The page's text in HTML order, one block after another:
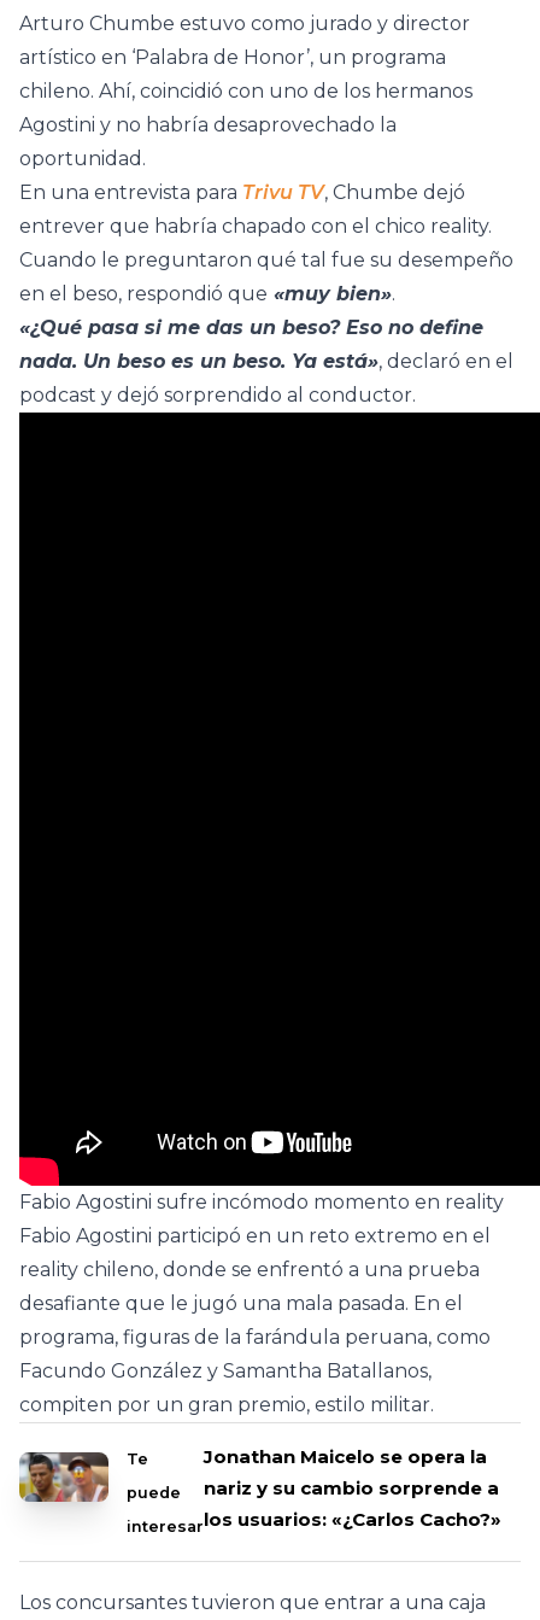
Arturo Chumbe estuvo como jurado y director
artístico en ‘Palabra de Honor’, un programa
chileno. Ahí, coincidió con uno de los hermanos
Agostini y no habría desaprovechado la
oportunidad.
En una entrevista para Trivu TV, Chumbe dejó
entrever que habría chapado con el chico reality.
Cuando le preguntaron qué tal fue su desempeño
en el beso, respondió que «muy bien».
«¿Qué pasa si me das un beso? Eso no define
nada. Un beso es un beso. Ya está», declaró en el
podcast y dejó sorprendido al conductor.
Fabio Agostini sufre incómodo momento en reality
Fabio Agostini participó en un reto extremo en el
reality chileno, donde se enfrentó a una prueba
desafiante que le jugó una mala pasada. En el
programa, figuras de la farándula peruana, como
Facundo González y Samantha Batallanos,
compiten por un gran premio, estilo militar.
Te
puede
interesar
Jonathan Maicelo se opera la
nariz y su cambio sorprende a
los usuarios: «¿Carlos Cacho?»
Los concursantes tuvieron que entrar a una caja